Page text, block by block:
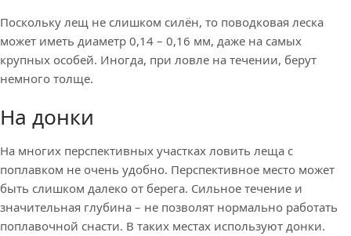
Поскольку лещ не слишком силён, то поводковая леска
может иметь диаметр 0,14 – 0,16 мм, даже на самых
крупных особей. Иногда, при ловле на течении, берут
немного толще.
На донки
На многих перспективных участках ловить леща с
поплавком не очень удобно. Перспективное место может
быть слишком далеко от берега. Сильное течение и
значительная глубина – не позволят нормально работать
поплавочной снасти. В таких местах используют донки.